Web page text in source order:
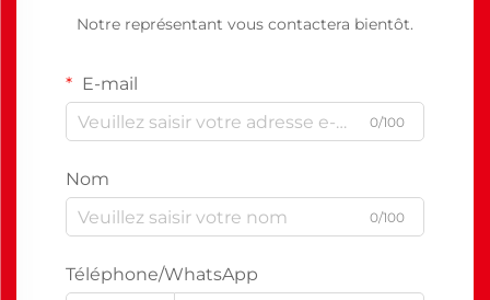
Notre représentant vous contactera bientôt.
E-mail
0/100
Nom
0/100
Téléphone/WhatsApp